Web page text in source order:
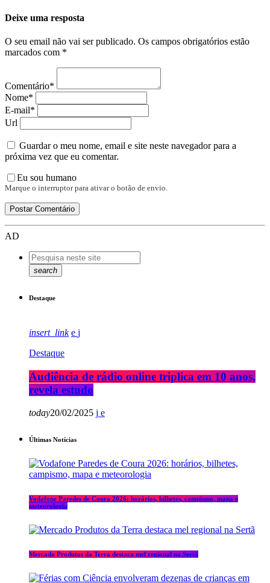
Deixe uma resposta
O seu email não vai ser publicado. Os campos obrigatórios estão
marcados com *
Comentário*
Nome*
E-mail*
Url
Guardar o meu nome, email e site neste navegador para a
próxima vez que eu comentar.
Eu sou humano
Marque o interruptor para ativar o botão de envio.
AD
search
Destaque
insert_link
Destaque
Audiência de rádio online triplica em 10 anos,
revela estudo
today20/02/2025
Últimas Notícias
Vodafone Paredes de Coura 2026: horários, bilhetes, campismo, mapa e
meteorologia
Mercado Produtos da Terra destaca mel regional na Sertã